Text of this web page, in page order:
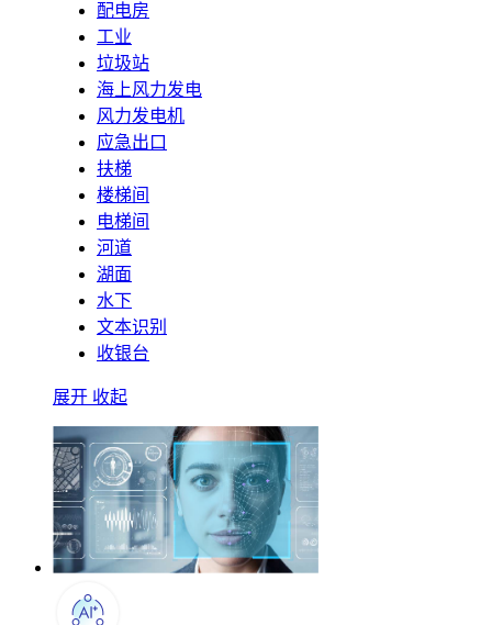
配电房
工业
垃圾站
海上风力发电
风力发电机
应急出口
扶梯
楼梯间
电梯间
河道
湖面
水下
文本识别
收银台
展开 收起